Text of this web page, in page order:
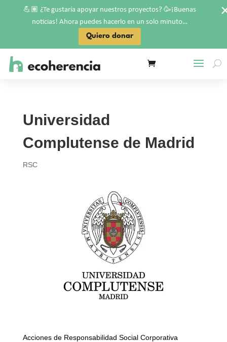
Universidad
Complutense de Madrid
RSC
Acciones de Responsabilidad Social Corporativa
💪🏽 ¿Te gustaría apoyar nuestros proyectos? 🥳¡Buenas
noticias! Ahora puedes hacerlo en un solo minuto…
Quiero donar